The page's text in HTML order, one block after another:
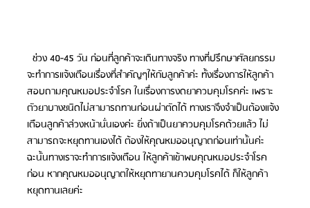
  ช่วง 40-45 วัน ก่อนที่ลูกค้าจะเดินทางจริง ทางที่ปรึกษาศัลยกรรม
จะทำการแจ้งเตือนเรื่องที่สำคัญๆให้กับลูกค้าค่ะ ทั้งเรื่องการให้ลูกค้า
สอบถามคุณหมอประจำโรค ในเรื่องการงดยาควบคุมโรคค่ะ เพราะ
ตัวยาบางชนิดไม่สามารถทานก่อนผ่าตัดได้ ทางเราจึงจำเป็นต้องแจ้ง
เตือนลูกค้าล่วงหน้านั่นเองค่ะ ยิ่งถ้าเป็นยาควบคุมโรคด้วยแล้ว ไม่
สามารถจะหยุดทานเองได้ ต้องให้คุณหมออนุญาตก่อนเท่านั้นค่ะ
ฉะนั้นทางเราจะทำการแจ้งเตือน ให้ลูกค้าเข้าพบคุณหมอประจำโรค
ก่อน หากคุณหมออนุญาตให้หยุดทายานควบคุมโรคได้ ก็ให้ลูกค้า
หยุดทานเลยค่ะ